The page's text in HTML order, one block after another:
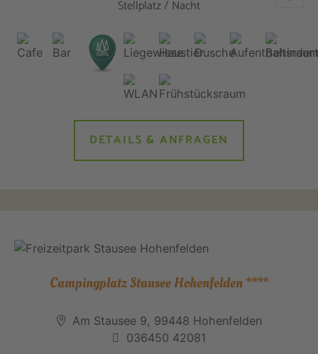
Stellplatz / Nacht
DETAILS & ANFRAGEN
Campingplatz Stausee Hohenfelden ****
Am Stausee 9, 99448 Hohenfelden
036450 42081